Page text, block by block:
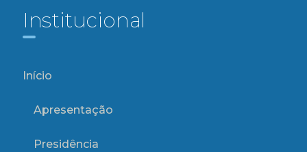
Institucional
Início
Apresentação
Presidência